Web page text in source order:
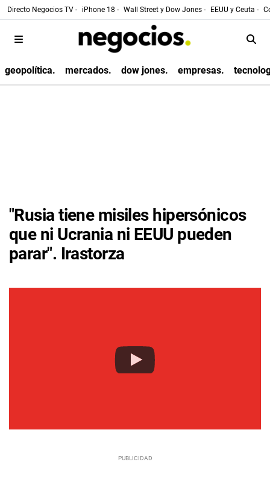
Directo Negocios TV - iPhone 18 - Wall Street y Dow Jones - EEUU y Ceuta -
geopolítica. mercados. dow jones. empresas.
"Rusia tiene misiles hipersónicos
que ni Ucrania ni EEUU pueden
parar". Irastorza